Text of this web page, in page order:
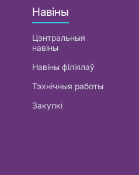
Навіны
Цэнтральныя
навіны
Навіны філіялаў
Тэхнічныя работы
Закупкі